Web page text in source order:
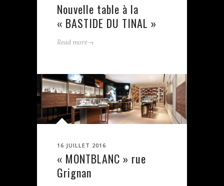
Nouvelle table à la
« BASTIDE DU TINAL »
Read more→
16 JUILLET 2016
« MONTBLANC » rue
Grignan